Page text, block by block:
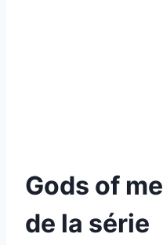
Gods of
de la série